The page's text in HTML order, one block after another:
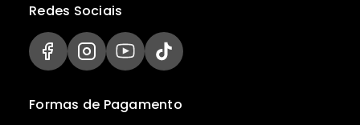
Formas de Pagamento
Redes Sociais